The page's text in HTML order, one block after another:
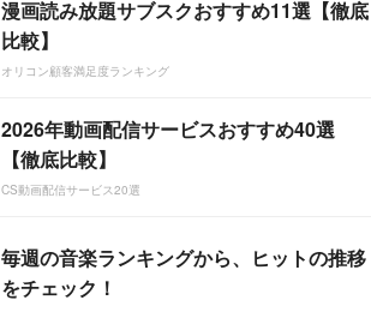
漫画読み放題サブスクおすすめ11選【徹底
比較】
オリコン顧客満足度ランキング
2026年動画配信サービスおすすめ40選
【徹底比較】
CS動画配信サービス20選
毎週の音楽ランキングから、ヒットの推移
をチェック！